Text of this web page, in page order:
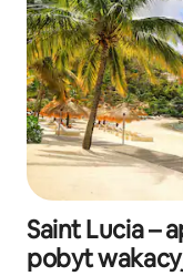
Saint Lucia –
pobyt